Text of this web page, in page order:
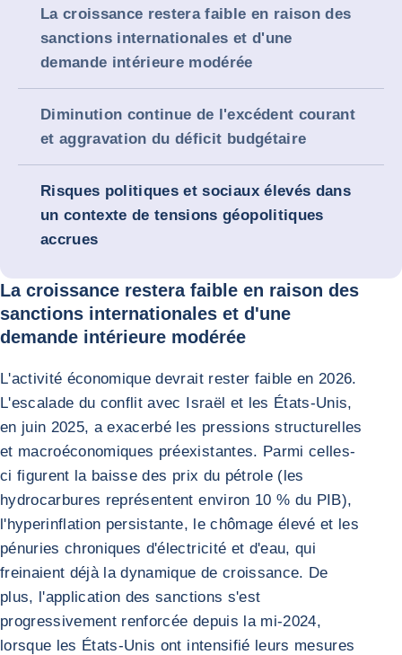
La croissance restera faible en raison des
sanctions internationales et d'une
demande intérieure modérée
Diminution continue de l'excédent courant
et aggravation du déficit budgétaire
Risques politiques et sociaux élevés dans
un contexte de tensions géopolitiques
accrues
La croissance restera faible en raison des
sanctions internationales et d'une
demande intérieure modérée
L'activité économique devrait rester faible en 2026.
L'escalade du conflit avec Israël et les États-Unis,
en juin 2025, a exacerbé les pressions structurelles
et macroéconomiques préexistantes. Parmi celles-
ci figurent la baisse des prix du pétrole (les
hydrocarbures représentent environ 10 % du PIB),
l'hyperinflation persistante, le chômage élevé et les
pénuries chroniques d'électricité et d'eau, qui
freinaient déjà la dynamique de croissance. De
plus, l'application des sanctions s'est
progressivement renforcée depuis la mi-2024,
lorsque les États-Unis ont intensifié leurs mesures